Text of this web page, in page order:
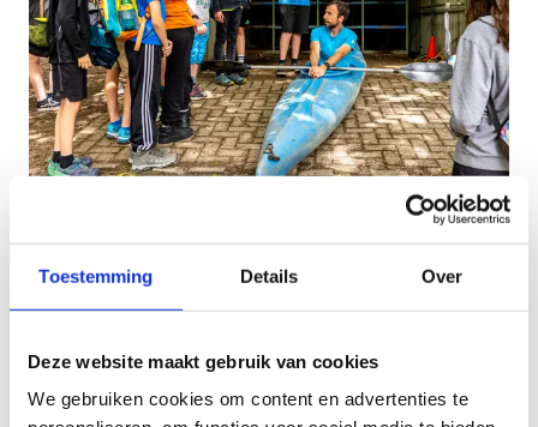
Toestemming Details Over
Deze website maakt gebruik van cookies
We gebruiken cookies om content en advertenties te